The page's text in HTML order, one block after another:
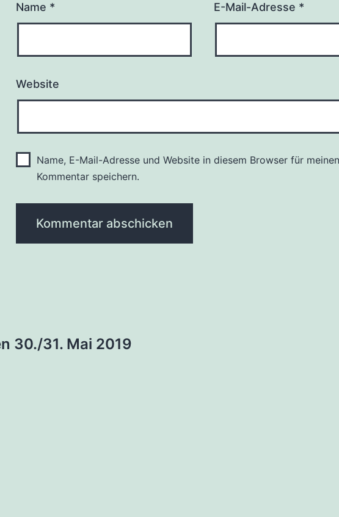
Name * E-Mail-Adresse *
Website
Name, E-Mail-Adresse und Website in diesem Browser für
Kommentar speichern.
30./31. Mai 2019